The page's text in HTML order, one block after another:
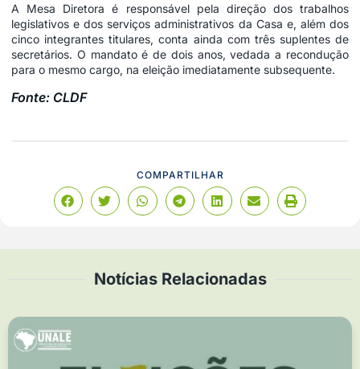
A Mesa Diretora é responsável pela direção dos trabalhos
legislativos e dos serviços administrativos da Casa e, além dos
cinco integrantes titulares, conta ainda com três suplentes de
secretários. O mandato é de dois anos, vedada a recondução
para o mesmo cargo, na eleição imediatamente subsequente.
Fonte: CLDF
COMPARTILHAR
Notícias Relacionadas